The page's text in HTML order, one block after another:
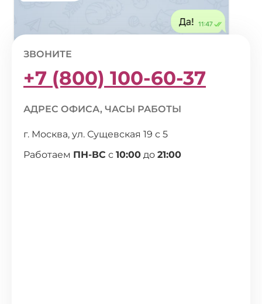
ЗВОНИТЕ
+7 (800) 100-60-37
АДРЕС ОФИСА, ЧАСЫ РАБОТЫ
г. Москва, ул. Сущевская 19 с 5
Работаем ПН-ВС с 10:00 до 21:00